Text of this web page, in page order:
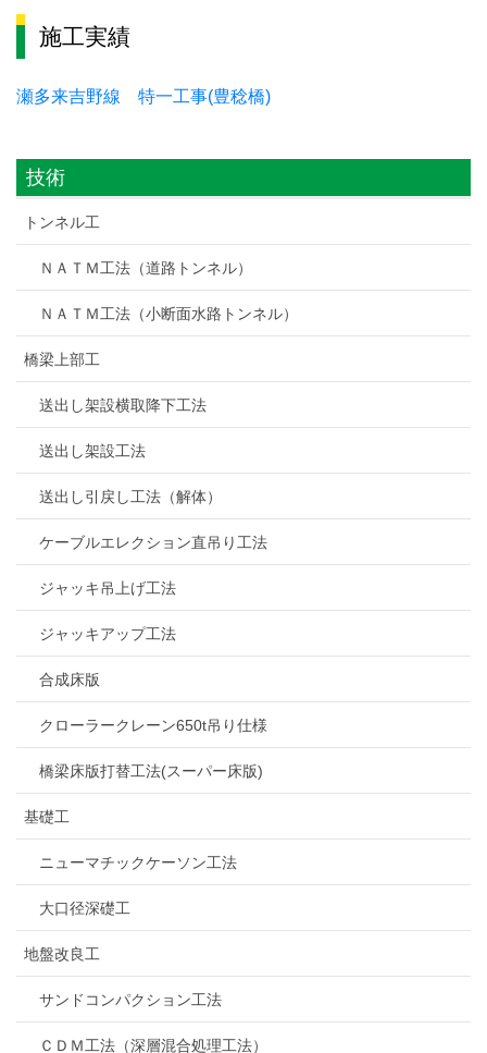
施工実績
瀬多来吉野線 特一工事(豊稔橋)
技術
トンネル工
ＮＡＴＭ工法（道路トンネル）
ＮＡＴＭ工法（小断面水路トンネル）
橋梁上部工
送出し架設横取降下工法
送出し架設工法
送出し引戻し工法（解体）
ケーブルエレクション直吊り工法
ジャッキ吊上げ工法
ジャッキアップ工法
合成床版
クローラークレーン650t吊り仕様
橋梁床版打替工法(スーパー床版)
基礎工
ニューマチックケーソン工法
大口径深礎工
地盤改良工
サンドコンパクション工法
ＣＤＭ工法（深層混合処理工法）